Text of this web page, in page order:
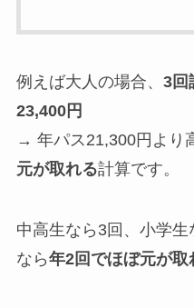
例えば大人の場合、 3回
23,400円
→ 年パス21,300円より
元が取れる計算です。
中高生なら3回、小学
なら年2回でほぼ元が取